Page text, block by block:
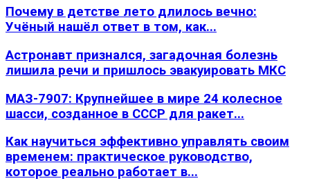
Почему в детстве лето длилось вечно:
Учёный нашёл ответ в том, как...
Астронавт признался, загадочная болезнь
лишила речи и пришлось эвакуировать МКС
МАЗ-7907: Крупнейшее в мире 24 колесное
шасси, созданное в СССР для ракет...
Как научиться эффективно управлять своим
временем: практическое руководство,
которое реально работает в...